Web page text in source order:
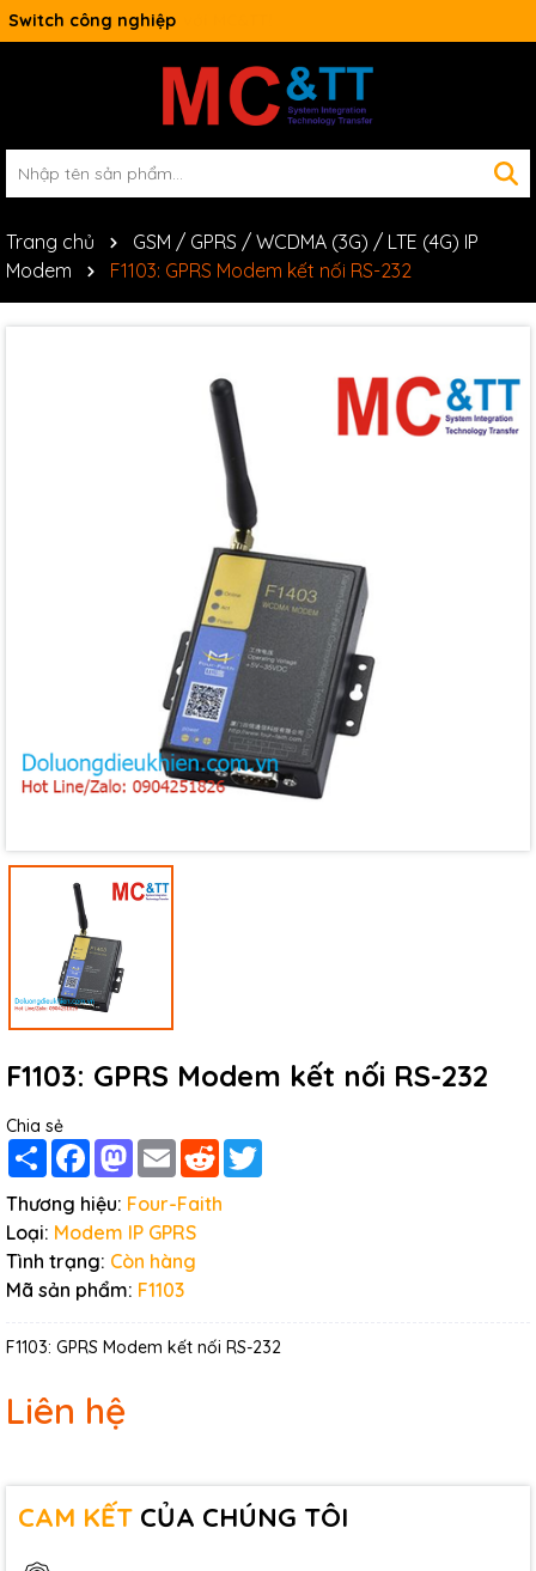
Switch công nghiệp
Trang chủ
GSM / GPRS / WCDMA (3G) / LTE (4G) IP
Modem
F1103: GPRS Modem kết nối RS-232
F1103: GPRS Modem kết nối RS-232
Chia sẻ
Share FacebookMastodon
Email Reddit
Thương hiệu: Four-Faith
Loại: Modem IP GPRS
Tình trạng: Còn hàng
Mã sản phẩm: F1103
F1103: GPRS Modem kết nối RS-232
Liên hệ
CAM KẾT CỦA CHÚNG TÔI
Ngày hết hạn: